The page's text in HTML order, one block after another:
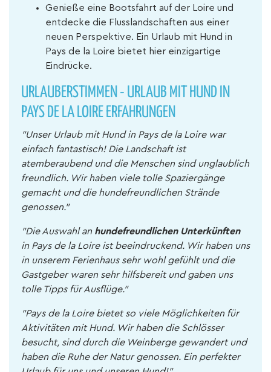
Genieße eine Bootsfahrt auf der Loire und
entdecke die Flusslandschaften aus einer
neuen Perspektive. Ein Urlaub mit Hund in
Pays de la Loire bietet hier einzigartige
Eindrücke.
URLAUBERSTIMMEN - URLAUB MIT HUND IN
PAYS DE LA LOIRE ERFAHRUNGEN
"Unser Urlaub mit Hund in Pays de la Loire war
einfach fantastisch! Die Landschaft ist
atemberaubend und die Menschen sind unglaublich
freundlich. Wir haben viele tolle Spaziergänge
gemacht und die hundefreundlichen Strände
genossen."
"Die Auswahl an hundefreundlichen Unterkünften
in Pays de la Loire ist beeindruckend. Wir haben uns
in unserem Ferienhaus sehr wohl gefühlt und die
Gastgeber waren sehr hilfsbereit und gaben uns
tolle Tipps für Ausflüge."
"Pays de la Loire bietet so viele Möglichkeiten für
Aktivitäten mit Hund. Wir haben die Schlösser
besucht, sind durch die Weinberge gewandert und
haben die Ruhe der Natur genossen. Ein perfekter